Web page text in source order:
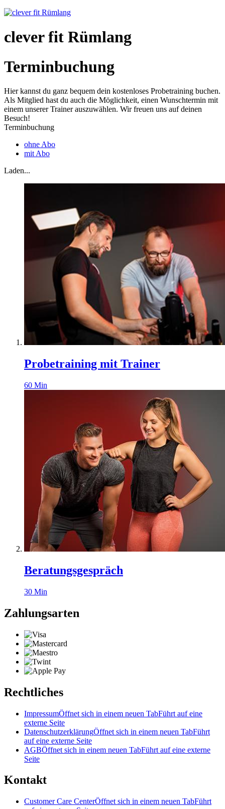
clever fit Rümlang
Terminbuchung
Hier kannst du ganz bequem dein kostenloses Probetraining buchen.
Als Mitglied hast du auch die Möglichkeit, einen Wunschtermin mit
einem unserer Trainer auszuwählen. Wir freuen uns auf deinen
Besuch!
Terminbuchung
ohne Abo
mit Abo
Laden...
Probetraining mit Trainer
60 Min
Beratungsgespräch
30 Min
Zahlungsarten
Rechtliches
ImpressumÖffnet sich in einem neuen TabFührt auf eine
externe Seite
DatenschutzerklärungÖffnet sich in einem neuen TabFührt
auf eine externe Seite
AGBÖffnet sich in einem neuen TabFührt auf eine externe
Seite
Kontakt
Customer Care CenterÖffnet sich in einem neuen TabFührt